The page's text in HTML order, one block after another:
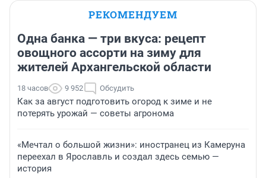
РЕКОМЕНДУЕМ
Одна банка — три вкуса: рецепт
овощного ассорти на зиму для
жителей Архангельской области
18 часов 9 952 Обсудить
Как за август подготовить огород к зиме и не
потерять урожай — советы агронома
«Мечтал о большой жизни»: иностранец из Камеруна
переехал в Ярославль и создал здесь семью —
история